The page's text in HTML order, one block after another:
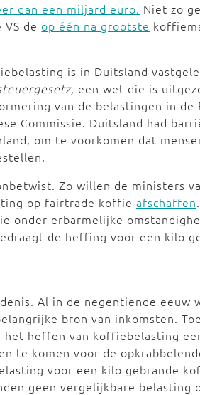
dan een miljard euro. Niet zo
VS de op één na grootste
is in Duitsland
een wet die is
van de belastingen in de
Commissie. Duitsland had
om te voorkomen dat
Zo willen de ministers
op fairtrade koffie afschaffen
onder erbarmelijke
de heffing voor een kilo
Al in de negentiende eeuw
bron van inkomsten.
het heffen van koffiebelasting
te komen voor de
voor een kilo gebrande
geen vergelijkbare belasting